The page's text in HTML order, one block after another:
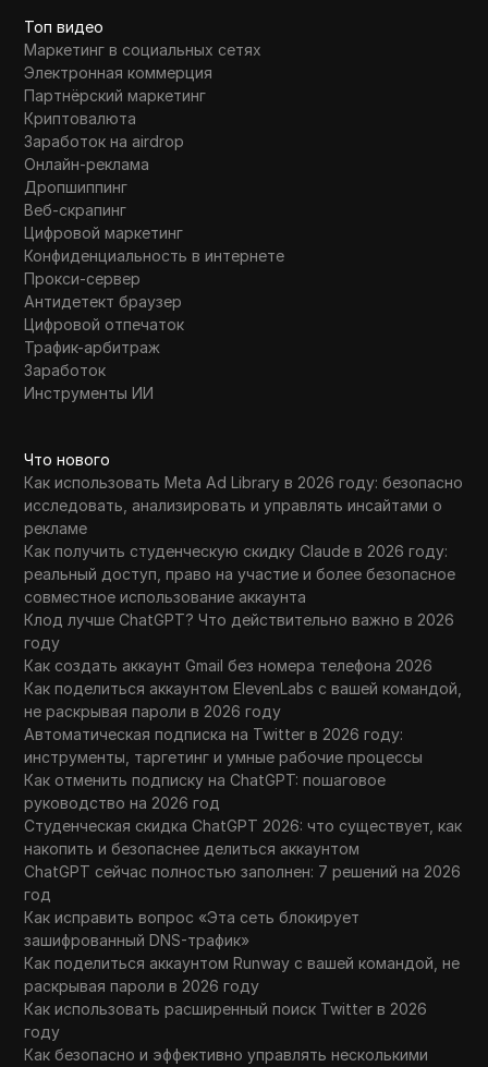
Топ видео
Маркетинг в социальных сетях
Электронная коммерция
Партнёрский маркетинг
Криптовалюта
Заработок на airdrop
Онлайн-реклама
Дропшиппинг
Веб-скрапинг
Цифровой маркетинг
Конфиденциальность в интернете
Прокси-сервер
Антидетект браузер
Цифровой отпечаток
Трафик-арбитраж
Заработок
Инструменты ИИ
Что нового
Как использовать Meta Ad Library в 2026 году: безопасно
исследовать, анализировать и управлять инсайтами о
рекламе
Как получить студенческую скидку Claude в 2026 году:
реальный доступ, право на участие и более безопасное
совместное использование аккаунта
Клод лучше ChatGPT? Что действительно важно в 2026
году
Как создать аккаунт Gmail без номера телефона 2026
Как поделиться аккаунтом ElevenLabs с вашей командой,
не раскрывая пароли в 2026 году
Автоматическая подписка на Twitter в 2026 году:
инструменты, таргетинг и умные рабочие процессы
Как отменить подписку на ChatGPT: пошаговое
руководство на 2026 год
Студенческая скидка ChatGPT 2026: что существует, как
накопить и безопаснее делиться аккаунтом
ChatGPT сейчас полностью заполнен: 7 решений на 2026
год
Как исправить вопрос «Эта сеть блокирует
зашифрованный DNS-трафик»
Как поделиться аккаунтом Runway с вашей командой, не
раскрывая пароли в 2026 году
Как использовать расширенный поиск Twitter в 2026
году
Как безопасно и эффективно управлять несколькими